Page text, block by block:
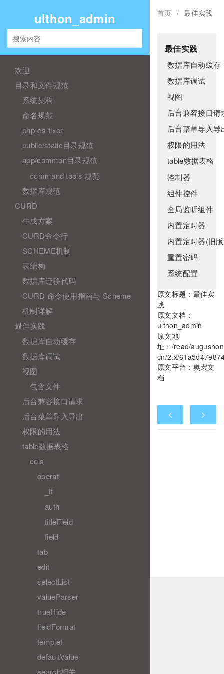
ulthon_admin
欢迎
目录和文件规范
系统架构
命名规范
php-cs-fixer
public/static目录规范
app/common目录规范
command tools 规范
数据库规范
CURD
生成方案
CURD命令行
SCHEME机制
表结构
数据库迁移代码
CURD 命令使用指南与 Scheme
机制详解
最佳实践
数据库自动缓存
数据库调试
视图
包含文件
后台兼容接口请求
后台菜单导入导出
权限的用法
table数据表格
cols
operat
_if
auth
titleField
field
tab
edit
selectList
valueParser
trueHide
fieldFormat
templet
defaultValue
search相关
首页 / 最佳实践
最佳实践
数据库自动缓存
数据库调试
视图
后台兼容接口请
后台菜单导入导
权限的用法
table数据表格
控制器
组件控件
全局监听组件
内置定时器
内置定时器(旧
重置密码
系统配置
原文标题：最佳实
践
原文文档：
ulthon_admin
原文地
址： /read/
cn/2.x/
原文平台： 奥宏文
档